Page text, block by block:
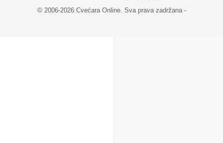
© 2006-2026 Cvećara Online. Sva prava zadržana -